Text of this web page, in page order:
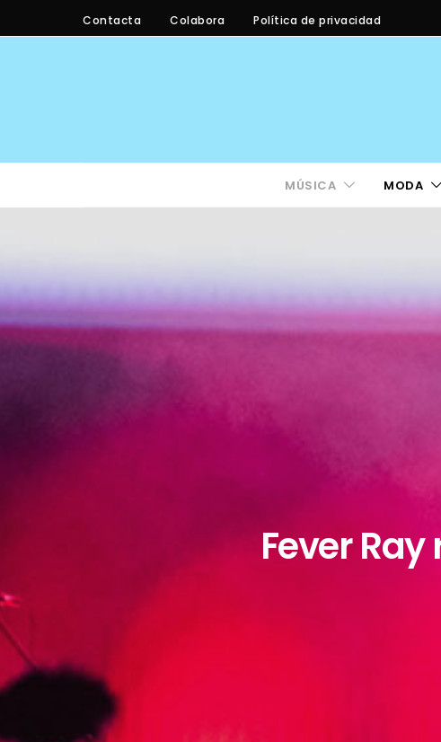
Contacta Colabora Política de privacidad
MÚSICA MODA
Fever